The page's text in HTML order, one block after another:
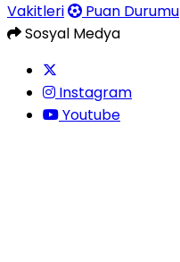
Vakitleri
Puan Durumu
Sosyal Medya
Instagram
Youtube